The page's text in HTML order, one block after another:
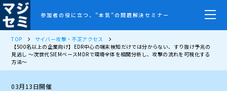
参加者の役に立つ、”本気”の問題解決セミナー
TOP
サイバー攻撃・不正アクセス
【500名以上の企業向け】EDR中心の端末検知だけでは分からない、すり抜け予兆の
見逃し ～次世代SIEMベースMDRで環境全体を相関分析し、攻撃の流れを可視化する
方法～
03月13日開催